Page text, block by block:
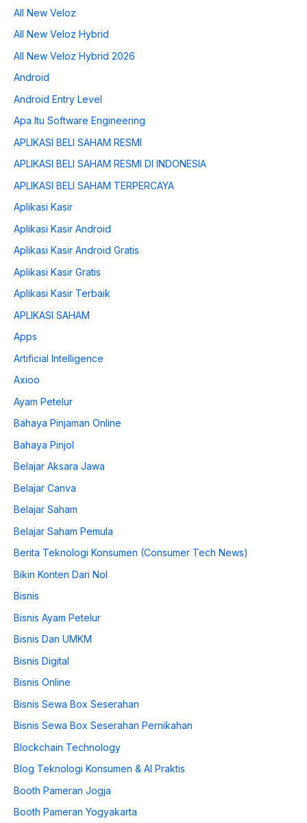
All New Veloz
All New Veloz Hybrid
All New Veloz Hybrid 2026
Android
Android Entry Level
Apa Itu Software Engineering
APLIKASI BELI SAHAM RESMI
APLIKASI BELI SAHAM RESMI DI INDONESIA
APLIKASI BELI SAHAM TERPERCAYA
Aplikasi Kasir
Aplikasi Kasir Android
Aplikasi Kasir Android Gratis
Aplikasi Kasir Gratis
Aplikasi Kasir Terbaik
APLIKASI SAHAM
Apps
Artificial Intelligence
Axioo
Ayam Petelur
Bahaya Pinjaman Online
Bahaya Pinjol
Belajar Aksara Jawa
Belajar Canva
Belajar Saham
Belajar Saham Pemula
Berita Teknologi Konsumen (Consumer Tech News)
Bikin Konten Dari Nol
Bisnis
Bisnis Ayam Petelur
Bisnis Dan UMKM
Bisnis Digital
Bisnis Online
Bisnis Sewa Box Seserahan
Bisnis Sewa Box Seserahan Pernikahan
Blockchain Technology
Blog Teknologi Konsumen & AI Praktis
Booth Pameran Jogja
Booth Pameran Yogyakarta